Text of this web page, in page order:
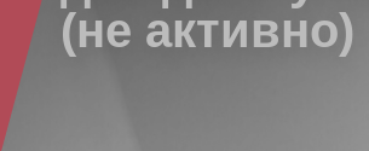
(не активно)